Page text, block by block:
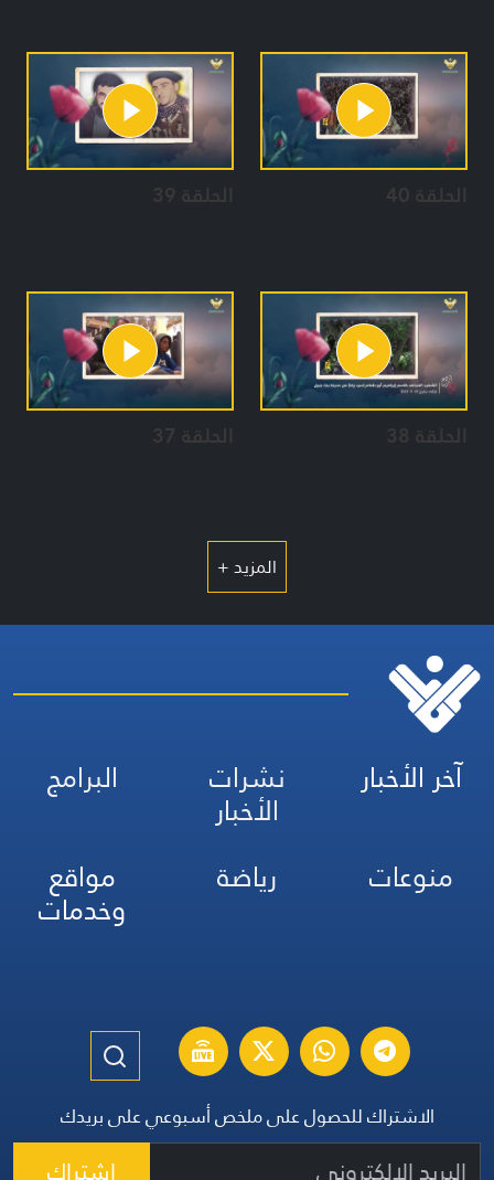
الحلقة 40 الحلقة 39
الحلقة 38 الحلقة 37
المزيد +
آخر الأخبار نشرات
الأخبار
البرامج
منوعات
رياضة مواقع
وخدمات
الاشتراك للحصول على ملخص أسبوعي على بريدك